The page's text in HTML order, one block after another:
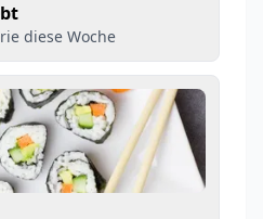
diese Woche